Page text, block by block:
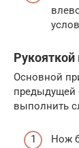
Рукояткой
Основной
предыдущей
выполнить
Нож